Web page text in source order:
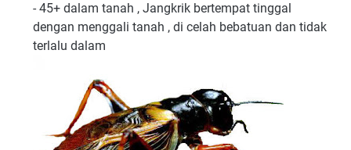
- 45+ dalam tanah , Jangkrik bertempat tinggal
dengan menggali tanah , di celah bebatuan dan tidak
terlalu dalam